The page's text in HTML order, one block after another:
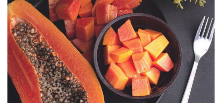
Hạt giống tâm hồn